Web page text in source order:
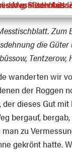
die
wanderten wir
der Roggen
dieses Gut
bergauf,
zu
gekrönt hatte.